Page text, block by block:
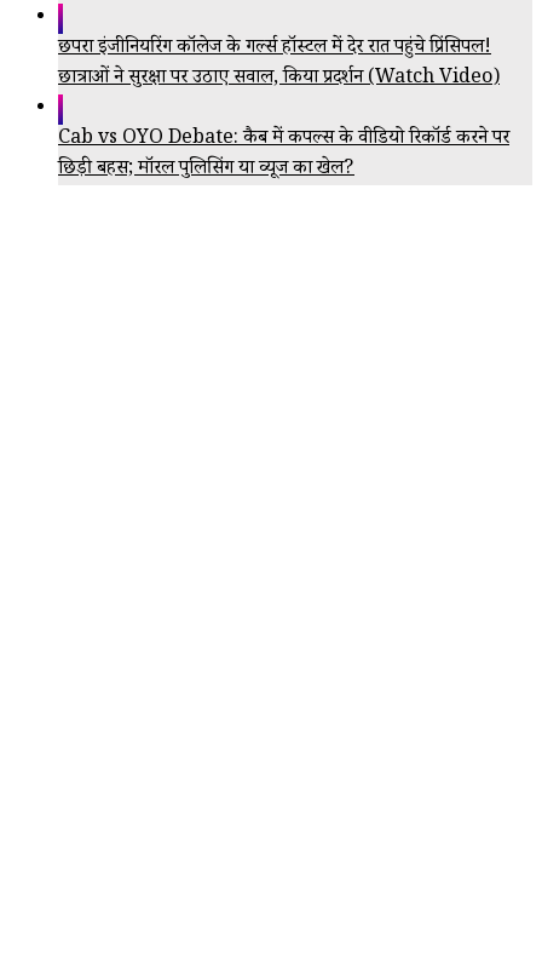
छपरा इंजीनियरिंग कॉलेज के गर्ल्स हॉस्टल में देर रात पहुंचे प्रिंसिपल!
छात्राओं ने सुरक्षा पर उठाए सवाल, किया प्रदर्शन (Watch Video)
Cab vs OYO Debate: कैब में कपल्स के वीडियो रिकॉर्ड करने पर
छिड़ी बहस; मॉरल पुलिसिंग या व्यूज का खेल?